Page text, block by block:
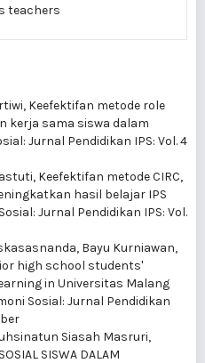
teachers
Keefektifan metode role
kerja sama siswa dalam
Jurnal Pendidikan IPS: Vol. 4
Keefektifan metode CIRC,
hasil belajar IPS
Jurnal Pendidikan IPS: Vol.
Bayu Kurniawan,
high school students'
in Universitas Malang
Sosial: Jurnal Pendidikan
Siasah Masruri,
SISWA DALAM